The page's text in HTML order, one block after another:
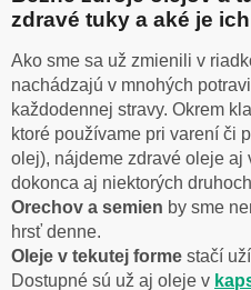
zdravé tuky a aké je
Ako sme sa už zmienili v
nachádzajú v mnohých
každodennej stravy. Okrem
ktoré používame pri varení či
olej), nájdeme zdravé oleje aj
dokonca aj niektorých
Orechov a semien by sme
hrsť denne.
Oleje v tekutej forme stačí
Dostupné sú už aj oleje v